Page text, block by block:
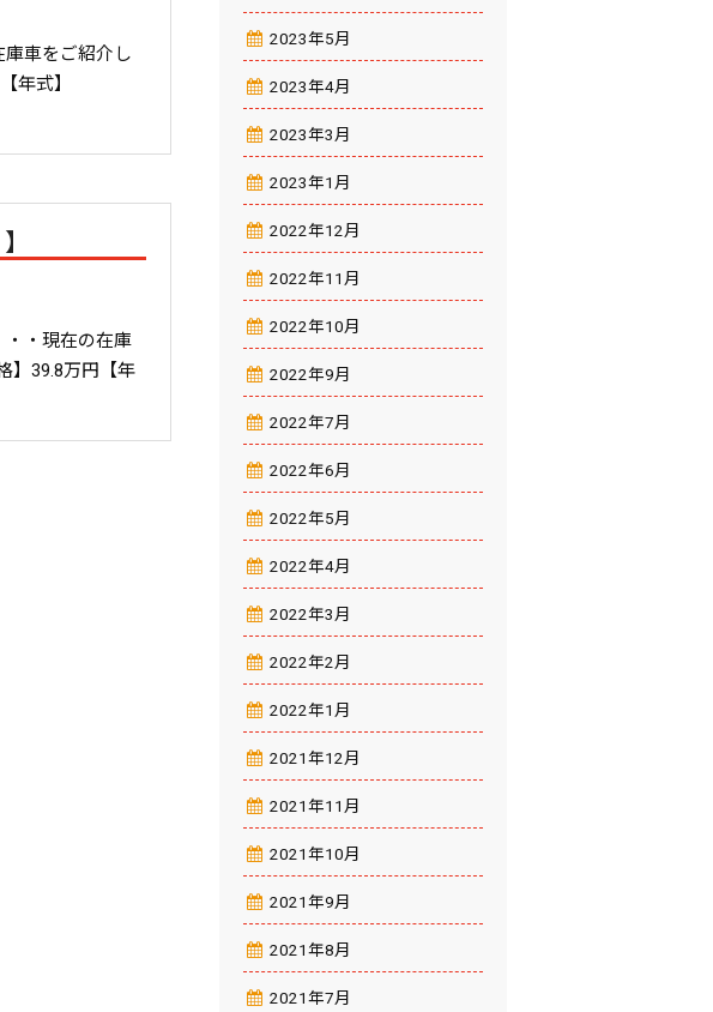
車をご紹介し
年式】
・・現在の在庫
】39.8万円【年
2023年5月
2023年4月
2023年3月
2023年1月
2022年12月
2022年11月
2022年10月
2022年9月
2022年7月
2022年6月
2022年5月
2022年4月
2022年3月
2022年2月
2022年1月
2021年12月
2021年11月
2021年10月
2021年9月
2021年8月
2021年7月